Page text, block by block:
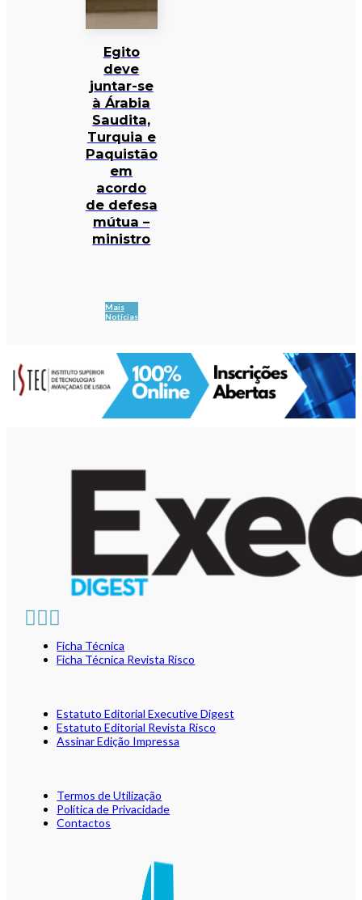
Egito
deve
juntar-se
à Árabia
Saudita,
Turquia e
Paquistão
em
acordo
de defesa
mútua –
ministro
Mais
Notícias
Ficha Técnica
Ficha Técnica Revista Risco
Estatuto Editorial Executive Digest
Estatuto Editorial Revista Risco
Assinar Edição Impressa
Termos de Utilização
Política de Privacidade
Contactos